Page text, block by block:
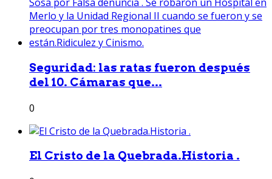
Seguridad: las ratas fueron después
del 10. Cámaras que...
0
El Cristo de la Quebrada.Historia .